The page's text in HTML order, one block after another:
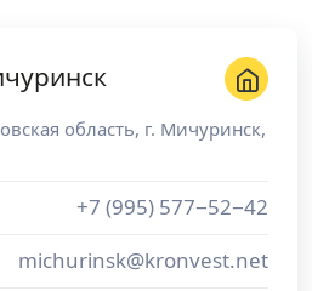
область, г. Мичуринск,
+7 (995) 577−52−42
michurinsk@kronvest.net